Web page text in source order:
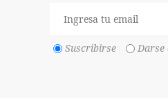
Suscribirse Darse